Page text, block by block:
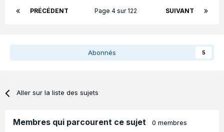
PRÉCÉDENT SUIVANT
Page 4 sur 122
Abonnés 5
Aller sur la liste des sujets
Membres qui parcourent ce sujet 0 membres